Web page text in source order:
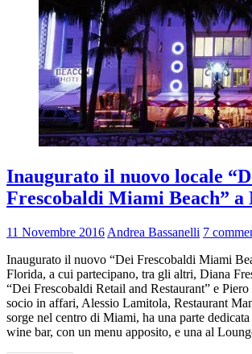
Inaugurato il nuovo locale
Frescobaldi Miami Beach”
11 Novembre 2016 Andrea Bassanelli 7
Inaugurato il nuovo “Dei Frescobaldi Miami
Florida, a cui partecipano, tra gli altri, Diana
“Dei Frescobaldi Retail and Restaurant” e
socio in affari, Alessio Lamitola, Restaurant
sorge nel centro di Miami, ha una parte
wine bar, con un menu apposito, e una al